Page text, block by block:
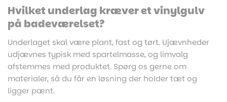
Hvilket underlag kræver et vinylgulv
på badeværelset?
Underlaget skal være plant, fast og tørt. Ujævnheder
udjævnes typisk med spartelmasse, og limvalg
afstemmes med produktet. Spørg os gerne om
materialer, så du får en løsning der holder tæt og
ligger pænt.